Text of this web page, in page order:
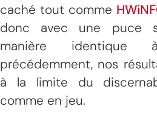
caché tout comme
donc avec une puce
manière
précédemment, nos
à la limite du
comme en jeu.